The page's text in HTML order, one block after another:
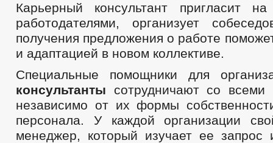
Карьерный консультант пригласит
работодателями, организует
получения предложения о работе
и адаптацией в новом коллективе.
Специальные помощники для
консультанты сотрудничают со всеми
независимо от их формы
персонала. У каждой организации
менеджер, который изучает ее запрос